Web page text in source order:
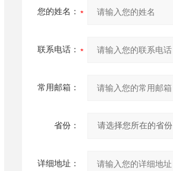
您的姓名：
联系电话：
常用邮箱：
省份：
详细地址：